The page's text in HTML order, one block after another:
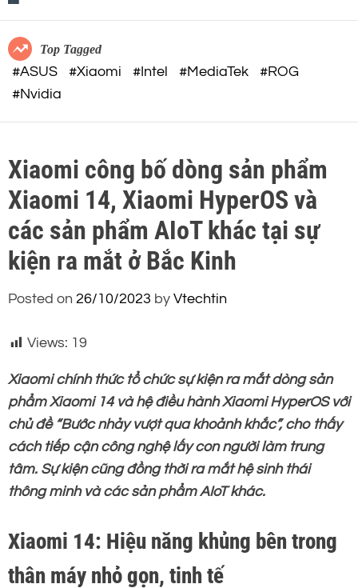
m
o
d
Top Tagged
#ASUS #Xiaomi #Intel #MediaTek
#ROG
#Nvidia
Xiaomi công bố dòng sản phẩm
Xiaomi 14, Xiaomi HyperOS và
các sản phẩm AIoT khác tại sự
kiện ra mắt ở Bắc Kinh
Posted on 26/10/2023 by Vtechtin
Views: 19
Xiaomi chính thức tổ chức sự kiện ra mắt dòng sản
phẩm Xiaomi 14 và hệ điều hành Xiaomi HyperOS với
chủ đề “Bước nhảy vượt qua khoảnh khắc”, cho thấy
cách tiếp cận công nghệ lấy con người làm trung
tâm. Sự kiện cũng đồng thời ra mắt hệ sinh thái
thông minh và các sản phẩm AIoT khác.
Xiaomi 14: Hiệu năng khủng bên trong
thân máy nhỏ gọn, tinh tế